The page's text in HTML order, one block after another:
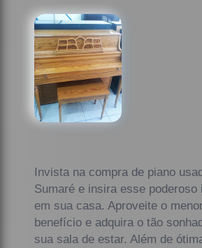
Invista na compra de piano
Sumaré e insira esse poderoso
em sua casa. Aproveite o
benefício e adquira o tão
sua sala de estar. Além de